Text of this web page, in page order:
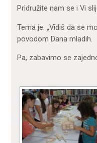
Pridružite nam se i Vi
Tema je: „Vidiš da se
povodom Dana mladih.
Pa, zabavimo se